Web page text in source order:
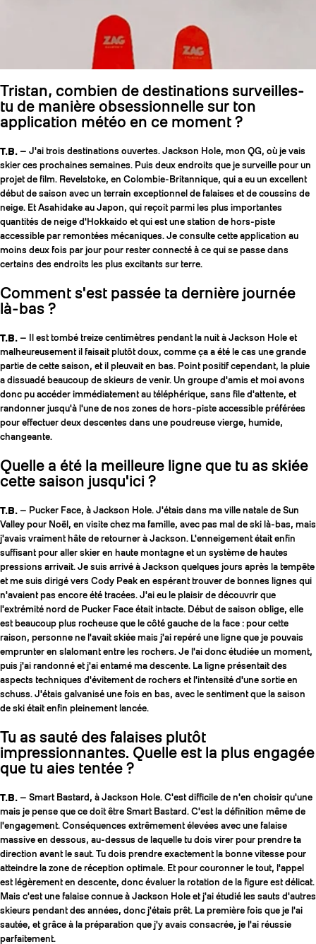
Tristan, combien de destinations surveilles-
tu de manière obsessionnelle sur ton
application météo en ce moment ?
T.B. — J'ai trois destinations ouvertes. Jackson Hole, mon QG, où je vais
skier ces prochaines semaines. Puis deux endroits que je surveille pour un
projet de film. Revelstoke, en Colombie-Britannique, qui a eu un excellent
début de saison avec un terrain exceptionnel de falaises et de coussins de
neige. Et Asahidake au Japon, qui reçoit parmi les plus importantes
quantités de neige d'Hokkaido et qui est une station de hors-piste
accessible par remontées mécaniques. Je consulte cette application au
moins deux fois par jour pour rester connecté à ce qui se passe dans
certains des endroits les plus excitants sur terre.
Comment s'est passée ta dernière journée
là-bas ?
T.B. — Il est tombé treize centimètres pendant la nuit à Jackson Hole et
malheureusement il faisait plutôt doux, comme ça a été le cas une grande
partie de cette saison, et il pleuvait en bas. Point positif cependant, la pluie
a dissuadé beaucoup de skieurs de venir. Un groupe d'amis et moi avons
donc pu accéder immédiatement au téléphérique, sans file d'attente, et
randonner jusqu'à l'une de nos zones de hors-piste accessible préférées
pour effectuer deux descentes dans une poudreuse vierge, humide,
changeante.
Quelle a été la meilleure ligne que tu as skiée
cette saison jusqu'ici ?
T.B. — Pucker Face, à Jackson Hole. J'étais dans ma ville natale de Sun
Valley pour Noël, en visite chez ma famille, avec pas mal de ski là-bas, mais
j'avais vraiment hâte de retourner à Jackson. L'enneigement était enfin
suffisant pour aller skier en haute montagne et un système de hautes
pressions arrivait. Je suis arrivé à Jackson quelques jours après la tempête
et me suis dirigé vers Cody Peak en espérant trouver de bonnes lignes qui
n'avaient pas encore été tracées. J'ai eu le plaisir de découvrir que
l'extrémité nord de Pucker Face était intacte. Début de saison oblige, elle
est beaucoup plus rocheuse que le côté gauche de la face : pour cette
raison, personne ne l'avait skiée mais j'ai repéré une ligne que je pouvais
emprunter en slalomant entre les rochers. Je l'ai donc étudiée un moment,
puis j'ai randonné et j'ai entamé ma descente. La ligne présentait des
aspects techniques d'évitement de rochers et l'intensité d'une sortie en
schuss. J'étais galvanisé une fois en bas, avec le sentiment que la saison
de ski était enfin pleinement lancée.
Tu as sauté des falaises plutôt
impressionnantes. Quelle est la plus engagée
que tu aies tentée ?
T.B. — Smart Bastard, à Jackson Hole. C'est difficile de n'en choisir qu'une
mais je pense que ce doit être Smart Bastard. C'est la définition même de
l'engagement. Conséquences extrêmement élevées avec une falaise
massive en dessous, au-dessus de laquelle tu dois virer pour prendre ta
direction avant le saut. Tu dois prendre exactement la bonne vitesse pour
atteindre la zone de réception optimale. Et pour couronner le tout, l'appel
est légèrement en descente, donc évaluer la rotation de la figure est délicat.
Mais c'est une falaise connue à Jackson Hole et j'ai étudié les sauts d'autres
skieurs pendant des années, donc j'étais prêt. La première fois que je l'ai
sautée, et grâce à la préparation que j'y avais consacrée, je l'ai réussie
parfaitement.